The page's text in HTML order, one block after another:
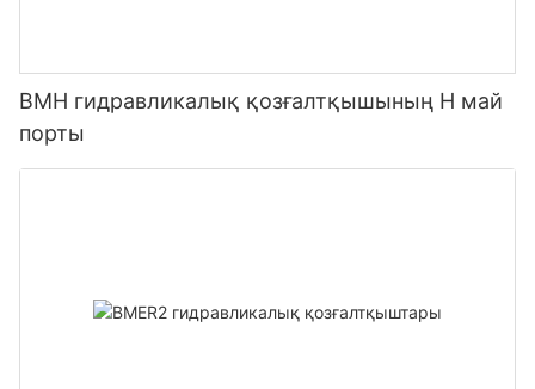
BMH гидравликалық қозғалтқышының H май
порты